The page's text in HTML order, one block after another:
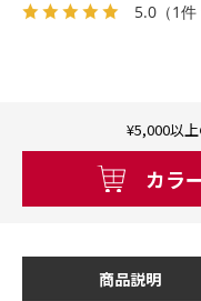
5.0 （1件
¥5,000以
カラ
商品説明